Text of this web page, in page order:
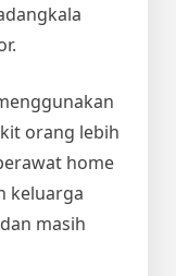
orang lebih
home
keluarga
masih